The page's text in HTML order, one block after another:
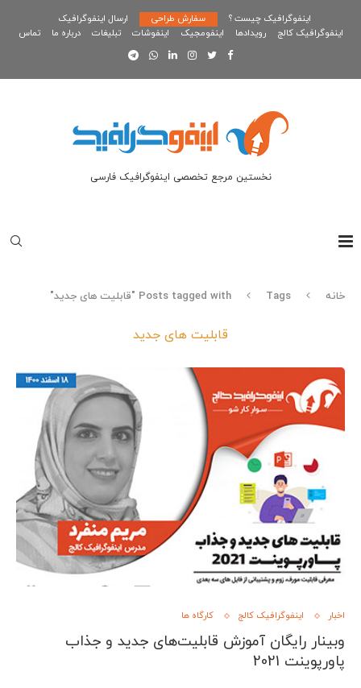
اینفوگرافیک چیست ؟ سفارش طراحی
ارسال اینفوگرافیک
اینفوگرافیک کالج
رویدادها اینفومجیک اینفوشات تبلیغات درباره ما تماس
نخستین مرجع تخصصی اینفوگرافیک فارسی
خانه Tags Posts tagged with "قابلیت های جدید"
قابلیت های جدید
اخبار اینفوگرافیک کالج کارگاه ها
وبینار رایگان آموزش قابلیت‌های جدید و جذاب
پاورپوینت 2021